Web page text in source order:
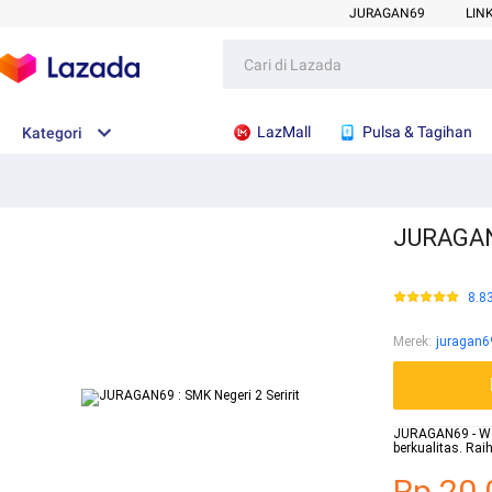
JURAGAN69
Kategori LazMall Pulsa & Tagihan
Merek:
JURAGAN69 -
berkualitas.